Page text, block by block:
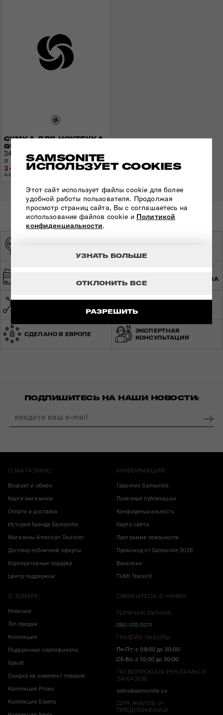
SAMSONITE
ИСПОЛЬЗУЕТ COOKIES
Этот сайт использует файлы cookie для более
удобной работы пользователя. Продолжая
просмотр страниц сайта, Вы с соглашаетесь на
использование файлов cookie и Политикой
конфиденциальности.
РАЗРЕШИТЬ
ОТКЛОНИТЬ ВСЕ
УЗНАТЬ БОЛЬШЕ
СУМКА ДЛЯ НОУТБУКА
GUARDIT 2.0
34,5x24,5x8,5 см | 0,4 кг | 9,5
л
3 451 грн
4 930 грн
БЕСПЛАТНАЯ ДОСТАВКА
СЕТЬ МАГАЗИНОВ ПО
СДЕЛАНО В ЕВРОПЕ
ЭКСПЕРТНАЯ
КОНСУЛЬТАЦИЯ
ПОДПИШИТЕСЬ НА НАШИ НОВОСТИ:
О МАГАЗИНЕ:
Возврат и обмен
Карта магазинов
Оплата и доставка
История бренда Samsonite
Магазины American Tourister
Договор публичной оферты
Корпоративные подарки
Центр поддержки
ИНФОРМАЦИЯ:
Гарантия Samsonite
Полезные публикации
Конфиденциальность
Карта сайта
Программа лояльности
Промокод от Samsonite 2026
Вакансии
TUMI Tracer®
О ТОВАРЕ:
Новинки
Топ продаж
Коллекции
Подарочные сертификаты
lipault
Скидка на комплект товаров
Коллекция Proxis
Коллекция Essens
СВЯЖИТЕСЬ С НАМИ:
ГОРЯЧАЯ ЛИНИЯ
080 033 0371
ГРАФИК РАБОТЫ
Пн-Пт: с 09:00 до 20:00
Сб-Вс: с 10:00 до 20:00
ПО ВОПРОСАМ РЕКЛАМЫ И
ЗАКАЗОВ
sales@samsonite.ua
ДЛЯ ЖАЛОБ И
ПРЕДЛОЖЕНИЙ